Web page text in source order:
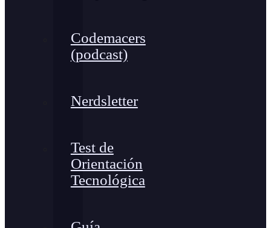
Codemacers
(podcast)
Nerdsletter
Test de
Orientación
Tecnológica